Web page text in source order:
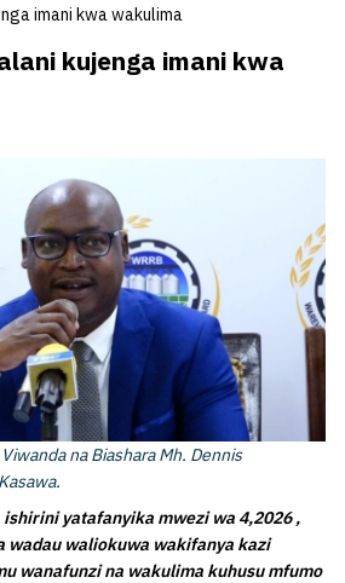
imani kwa wakulima
kujenga imani kwa
na Biashara Mh. Dennis
yatafanyika mwezi wa 4,2026 ,
wadau waliokuwa wakifanya kazi
wanafunzi na wakulima kuhusu mfumo